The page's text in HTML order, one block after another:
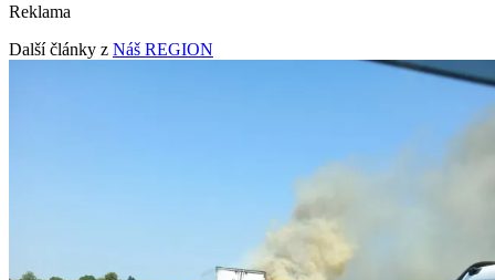
Reklama
Další články z Náš REGION